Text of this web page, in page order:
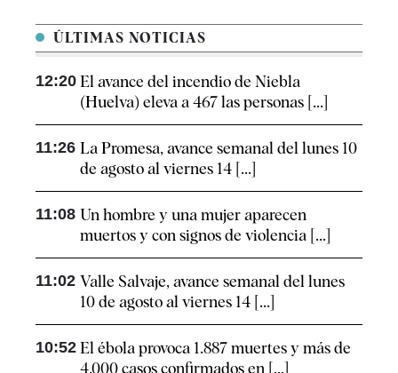
ÚLTIMAS NOTICIAS
12:20 El avance del incendio de Niebla
(Huelva) eleva a 467 las personas [...]
11:26 La Promesa, avance semanal del lunes 10
de agosto al viernes 14 [...]
11:08 Un hombre y una mujer aparecen
muertos y con signos de violencia [...]
11:02 Valle Salvaje, avance semanal del lunes
10 de agosto al viernes 14 [...]
10:52 El ébola provoca 1.887 muertes y más de
4.000 casos confirmados en [...]